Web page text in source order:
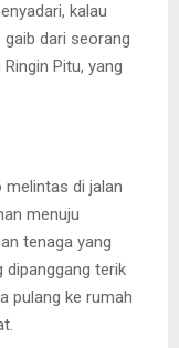
kalau
dari seorang
Pitu, yang
melintas di jalan
menuju
tenaga yang
dipanggang terik
pulang ke rumah